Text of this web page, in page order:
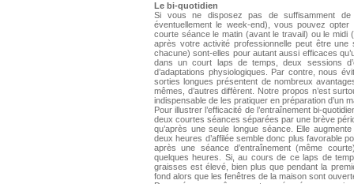
Le bi-quotidien
Si vous ne disposez pas de suffisamment
éventuellement le week-end), vous pouvez
courte séance le matin (avant le travail) ou le midi
après votre activité professionnelle peut être
chacune) sont-elles pour autant aussi efficaces
dans un court laps de temps, deux sessions
d’adaptations physiologiques. Par contre, nous
sorties longues présentent de nombreux
mêmes, d’autres diffèrent. Notre propos n’est
indispensable de les pratiquer en préparation d’un
Pour illustrer l’efficacité de l’entraînement bi-
deux courtes séances séparées par une brève
qu’après une seule longue séance. Elle
deux heures d’affilée semble donc plus favorable
après une séance d’entraînement (même
quelques heures. Si, au cours de ce laps de
graisses est élevé, bien plus que pendant la
fond alors que les fenêtres de la maison sont